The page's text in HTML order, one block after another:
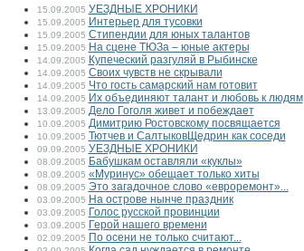
15.09.2005 УЕЗДНЫЕ ХРОНИКИ
15.09.2005 Интерьер для тусовки
15.09.2005 Стипендии для юных талантов
15.09.2005 На сцене ТЮЗа – юные актеры
14.09.2005 Купеческий разгуляй в Рыбинске
14.09.2005 Своих чувств не скрывали
14.09.2005 Что гость самарский нам готовит
14.09.2005 Их объединяют талант и любовь к людям
13.09.2005 Дело Гоголя живет и побеждает
10.09.2005 Димитрию Ростовскому посвящается
10.09.2005 Тютчев и Салтыков­Щедрин как соседи
09.09.2005 УЕЗДНЫЕ ХРОНИКИ
08.09.2005 Бабушкам оставляли «куклы»
08.09.2005 «Муринус» обещает только хиты
08.09.2005 Это загадочное слово «евроремонт»...
03.09.2005 На острове нынче праздник
03.09.2005 Голос русской провинции
03.09.2005 Герой нашего времени
02.09.2005 По осени не только считают...